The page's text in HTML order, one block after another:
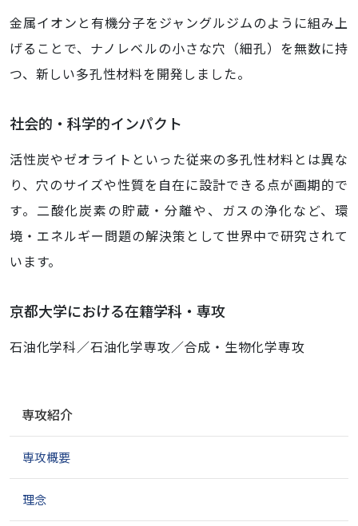
金属イオンと有機分子をジャングルジムのように組み上
げることで、ナノレベルの小さな穴（細孔）を無数に持
つ、新しい多孔性材料を開発しました。
社会的・科学的インパクト
活性炭やゼオライトといった従来の多孔性材料とは異な
り、穴のサイズや性質を自在に設計できる点が画期的で
す。二酸化炭素の貯蔵・分離や、ガスの浄化など、環
境・エネルギー問題の解決策として世界中で研究されて
います。
京都大学における在籍学科・専攻
石油化学科／石油化学専攻／合成・生物化学専攻
ゲ
シ
ン
専攻紹介
専攻概要
理念